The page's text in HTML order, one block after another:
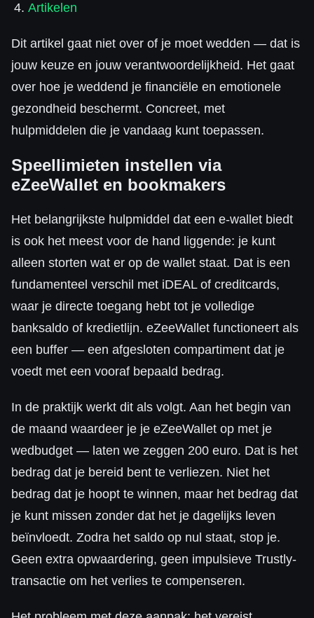
Artikelen
Dit artikel gaat niet over of je moet wedden — dat is
jouw keuze en jouw verantwoordelijkheid. Het gaat
over hoe je weddend je financiële en emotionele
gezondheid beschermt. Concreet, met
hulpmiddelen die je vandaag kunt toepassen.
Speellimieten instellen via
eZeeWallet en bookmakers
Het belangrijkste hulpmiddel dat een e-wallet biedt
is ook het meest voor de hand liggende: je kunt
alleen storten wat er op de wallet staat. Dat is een
fundamenteel verschil met iDEAL of creditcards,
waar je directe toegang hebt tot je volledige
banksaldo of kredietlijn. eZeeWallet functioneert als
een buffer — een afgesloten compartiment dat je
voedt met een vooraf bepaald bedrag.
In de praktijk werkt dit als volgt. Aan het begin van
de maand waardeer je je eZeeWallet op met je
wedbudget — laten we zeggen 200 euro. Dat is het
bedrag dat je bereid bent te verliezen. Niet het
bedrag dat je hoopt te winnen, maar het bedrag dat
je kunt missen zonder dat het je dagelijks leven
beïnvloedt. Zodra het saldo op nul staat, stop je.
Geen extra opwaardering, geen impulsieve Trustly-
transactie om het verlies te compenseren.